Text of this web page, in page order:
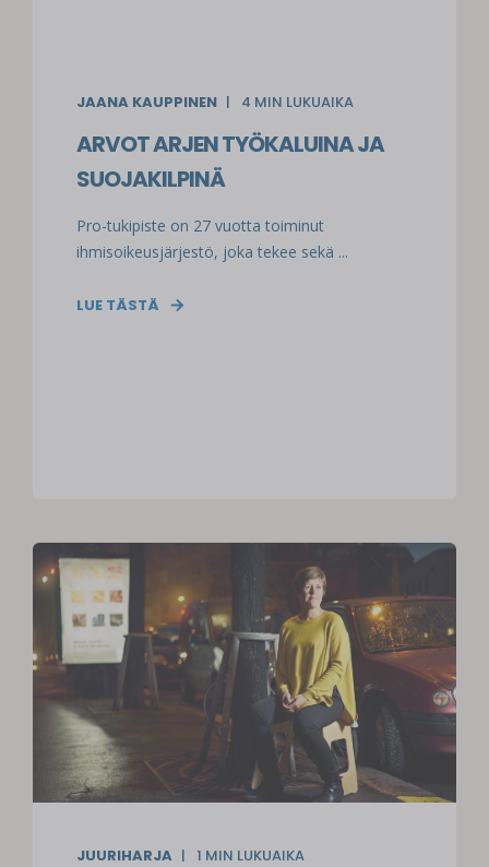
JAANA KAUPPINEN 4 MIN LUKUAIKA
ARVOT ARJEN TYÖKALUINA JA
SUOJAKILPINÄ
Pro-tukipiste on 27 vuotta toiminut
ihmisoikeusjärjestö, joka tekee sekä ...
LUE TÄSTÄ
JUURIHARJA 1 MIN LUKUAIKA